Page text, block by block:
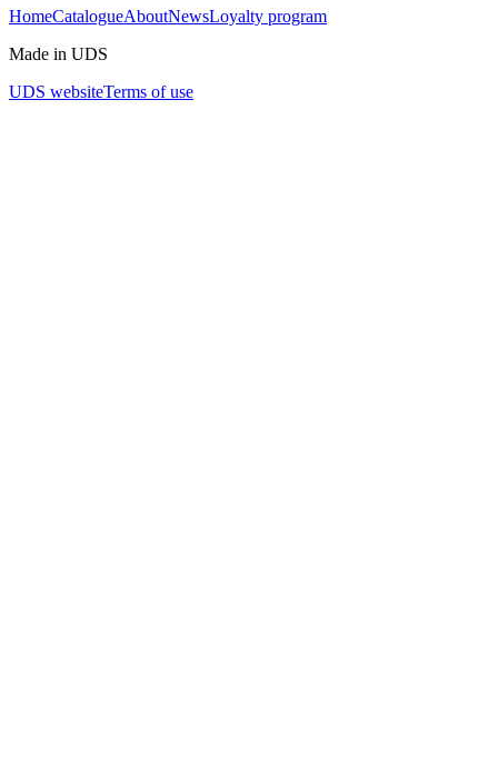
HomeCatalogueAboutNewsLoyalty program
Made in UDS
UDS websiteTerms of use